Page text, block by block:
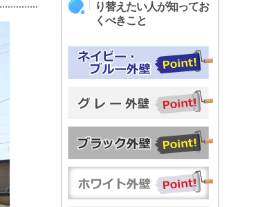
り替えたい人が知ってお
くべきこと